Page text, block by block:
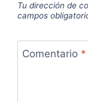
Tu dirección de
campos
Comentario *